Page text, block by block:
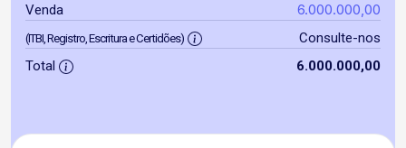
Venda 6.000.000,00
(ITBI, Registro, Escritura e Certidões)
Consulte-nos
Total
6.000.000,00